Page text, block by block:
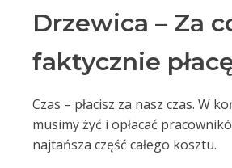
Drzewica – Za
faktycznie
Czas – płacisz za nasz czas. W
musimy żyć i opłacać
najtańsza część całego kosztu.